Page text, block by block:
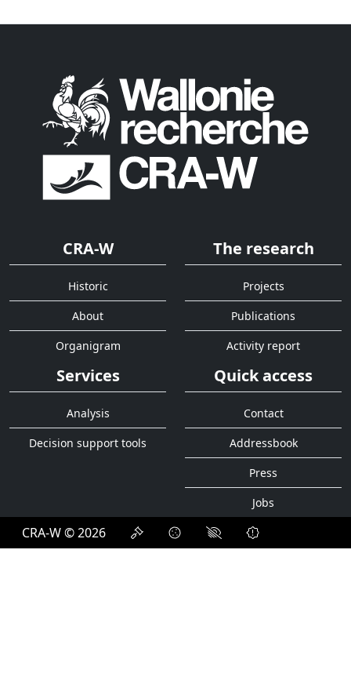
CRA-W
Historic
About
Organigram
The research
Projects
Publications
Activity report
Services
Analysis
Decision support tools
Quick access
Contact
Addressbook
Press
Jobs
CRA-W © 2026